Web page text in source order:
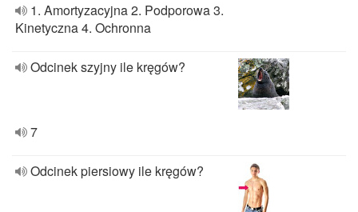
1. Amortyzacyjna 2. Podporowa 3.
Kinetyczna 4. Ochronna
Odcinek szyjny ile kręgów?
7
Odcinek piersiowy ile kręgów?